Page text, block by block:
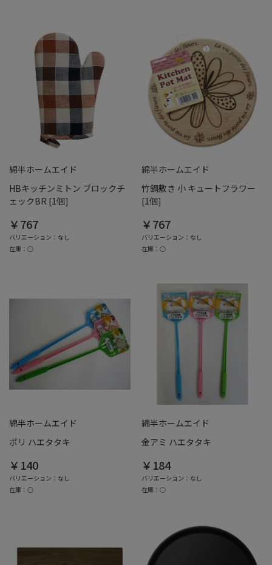
綿半ホームエイド
HBキッチンミトン ブロックチ
ェックBR [1個]
￥767
バリエーション：なし
在庫：○
綿半ホームエイド
竹鍋敷き 小 キュートフラワー
[1個]
￥767
バリエーション：なし
在庫：○
綿半ホームエイド
ポリ ハエタタキ
￥140
バリエーション：なし
在庫：○
綿半ホームエイド
金アミ ハエタタキ
￥184
バリエーション：なし
在庫：○